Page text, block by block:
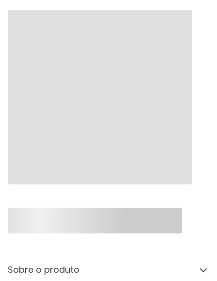
Sobre o produto